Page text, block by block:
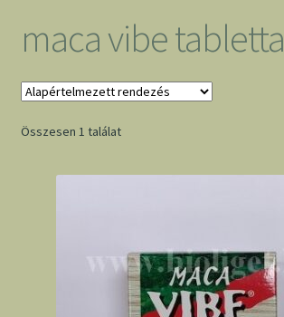
maca vibe tabletta
Összesen 1 találat